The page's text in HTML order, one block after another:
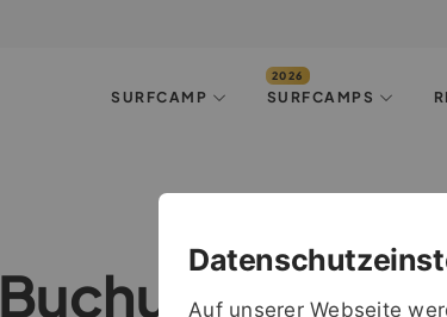
SURFCAMP SURFCAMPS
BuchungAuf unserer Webseite